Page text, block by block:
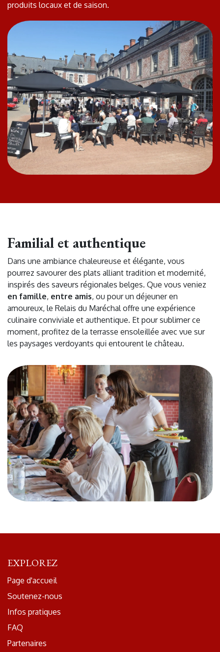
produits locaux et de saison.
Familial et authentique
Dans une ambiance chaleureuse et élégante, vous
pourrez savourer des plats alliant tradition et modernité,
inspirés des saveurs régionales belges. Que vous veniez
en famille, entre amis, ou pour un déjeuner en
amoureux, le Relais du Maréchal offre une expérience
culinaire conviviale et authentique. Et pour sublimer ce
moment, profitez de la terrasse ensoleillée avec vue sur
les paysages verdoyants qui entourent le château.
EXPLOREZ
Page d'accueil
Soutenez-nous
Infos pratiques
FAQ
Partenaires